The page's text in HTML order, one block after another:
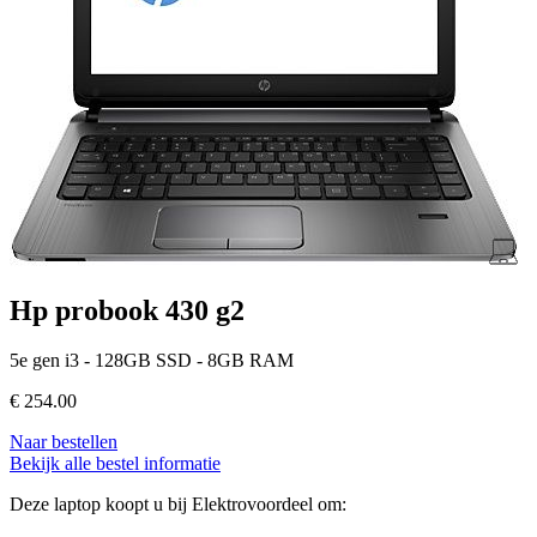
Hp probook 430 g2
5e gen i3 - 128GB SSD - 8GB RAM
€ 254.00
Naar bestellen
Bekijk alle bestel informatie
Deze laptop koopt u bij Elektrovoordeel om: